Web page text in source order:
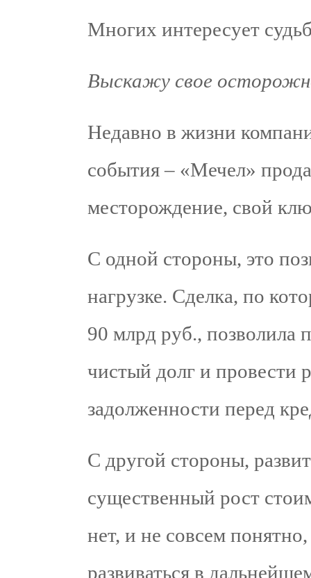
Многих интересует
Выскажу свое
Недавно в жизни
события – «Мечел»
месторождение, свой
С одной стороны, это
нагрузке. Сделка, по
90 млрд руб., позволила
чистый долг и провести
задолженности перед
С другой стороны,
существенный рост
нет, и не совсем
развиваться в